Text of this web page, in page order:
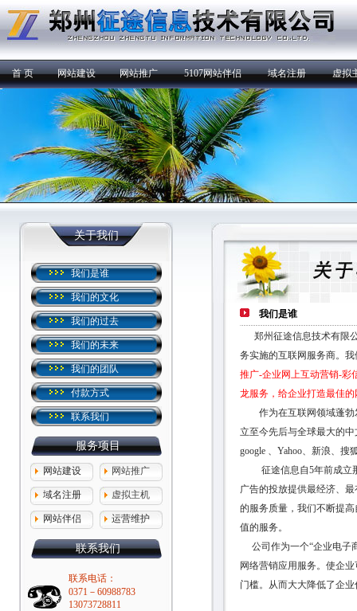
首 页 网站建设 网站推广 5107网站伴侣 域名注册 虚拟
关于我们
我们是谁
我们的文化
我们的过去
我们的未来
我们的团队
付款方式
联系我们
服务项目
网站建设 网站推广
域名注册 虚拟主机
网站伴侣 运营维护
联系我们
联系电话：
0371－60988783
13073728811
我们是谁
郑州征途信息技术有限公
务实施的互联网服务商。
推广-企业网上互动营销-彩
龙服务，给企业打造最佳
作为在互联网领域蓬勃
立至今先后与全球最大的
google 、Yahoo、新浪、
征途信息自5年前成立那
广告的投放提供最经济、
的服务质量，我们不断提
值的服务。
公司作为一个“企业电子
网络营销应用服务。使企
门槛。从而大大降低了企